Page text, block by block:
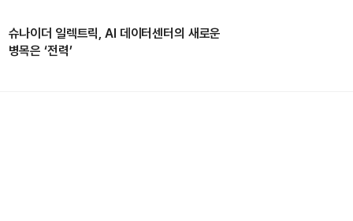
슈나이더 일렉트릭, AI 데이터센터의 새로운
병목은 ‘전력’